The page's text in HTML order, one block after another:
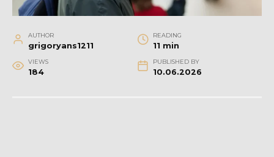
AUTHOR
grigoryans1211
READING
11 min
VIEWS
184
PUBLISHED BY
10.06.2026